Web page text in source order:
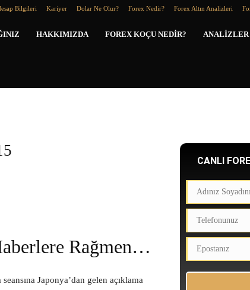
Bilgileri Kariyer Dolar Ne Olur? Forex Nedir? Forex Altın Analizleri
HAKKIMIZDA FOREX KOÇU NEDIR? ANALIZLER
Rağmen…
Japonya’dan gelen açıklama
CANLI